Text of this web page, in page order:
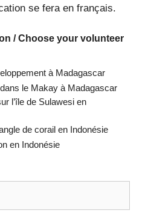
se fera en français.
/ Choose your volunteer
à Madagascar
le Makay à Madagascar
l’île de Sulawesi en
de corail en Indonésie
en Indonésie